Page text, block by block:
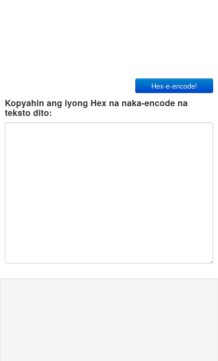
Hex-e-encode!
Kopyahin ang iyong Hex na naka-encode na
teksto dito: